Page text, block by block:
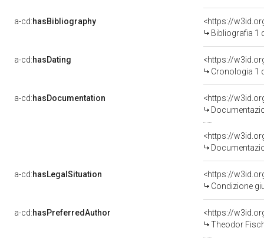
a-cd:hasBibliography
<https://
Bibliografia 1
a-cd:hasDating
<https://
Cronologia 1
a-cd:hasDocumentation
a-cd:hasLegalSituation
Condizione
a-cd:hasPreferredAuthor
<https://
Theodor